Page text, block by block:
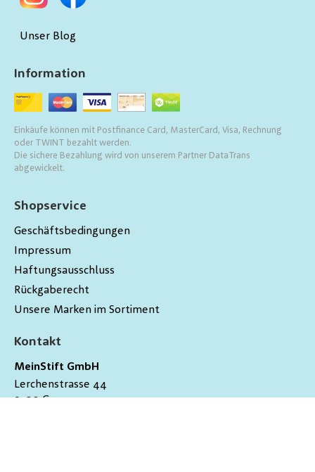
Kontakt
MeinStift GmbH
Lerchenstrasse 44
9200 Gossau
Shopservice
Geschäftsbedingungen
Impressum
Haftungsausschluss
Rückgaberecht
Unsere Marken im Sortiment
Information
Einkäufe können mit Postfinance Card, MasterCard, Visa, Rechnung
oder TWINT bezahlt werden.
Die sichere Bezahlung wird von unserem Partner DataTrans
abgewickelt.
Unser Blog